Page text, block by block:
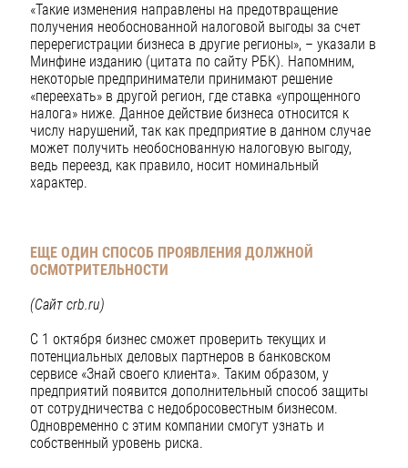
«Такие изменения направлены на предотвращение
получения необоснованной налоговой выгоды за счет
перерегистрации бизнеса в другие регионы», – указали в
Минфине изданию (цитата по сайту РБК). Напомним,
некоторые предприниматели принимают решение
«переехать» в другой регион, где ставка «упрощенного
налога» ниже. Данное действие бизнеса относится к
числу нарушений, так как предприятие в данном случае
может получить необоснованную налоговую выгоду,
ведь переезд, как правило, носит номинальный
характер.
ЕЩЕ ОДИН СПОСОБ ПРОЯВЛЕНИЯ ДОЛЖНОЙ
ОСМОТРИТЕЛЬНОСТИ
(Сайт crb.ru)
С 1 октября бизнес сможет проверить текущих и
потенциальных деловых партнеров в банковском
сервисе «Знай своего клиента». Таким образом, у
предприятий появится дополнительный способ защиты
от сотрудничества с недобросовестным бизнесом.
Одновременно с этим компании смогут узнать и
собственный уровень риска.